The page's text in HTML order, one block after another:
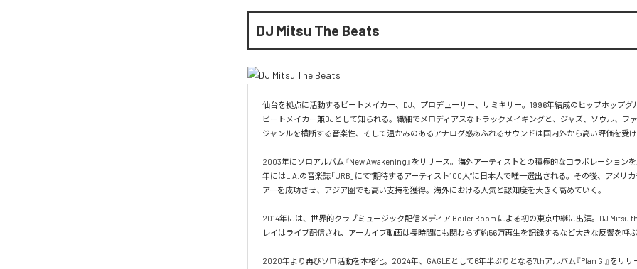
DJ Mitsu The Beats
仙台を拠点に活動するビートメイカー、DJ、プロデューサー、リミキサー。1996年結成のヒップホップグ
ビートメイカー兼DJとして知られる。繊細でメロディアスなトラックメイキングと、ジャズ、ソウル、フ
ジャンルを横断する音楽性、そして温かみのあるアナログ感あふれるサウンドは国内外から高い評価を受け
2003年にソロアルバム『New Awakening』をリリース。海外アーティストとの積極的なコラボレーション
年にはL.A.の音楽誌「URB」にて“期待するアーティスト100人”に日本人で唯一選出される。その後、アメリ
アーを成功させ、アジア圏でも高い支持を獲得。海外における人気と認知度を大きく高めていく。
2014年には、世界的クラブミュージック配信メディア Boiler Room による初の東京中継に出演。DJ Mitsu
レイはライブ配信され、アーカイブ動画は長時間にも関わらず約56万再生を記録するなど大きな反響を呼ぶ
2020年より再びソロ活動を本格化。2024年、GAGLEとして6年半ぶりとなる7thアルバム『Plan G.』をリリ